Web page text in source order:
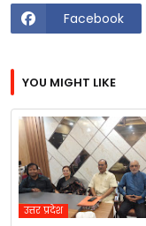
Facebook
YOU MIGHT LIKE
उत्तर प्रदेश